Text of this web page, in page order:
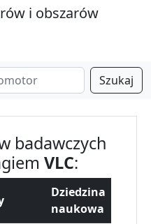
i obszarów
Szukaj
badawczych
VLC:
Dziedzina
naukowa